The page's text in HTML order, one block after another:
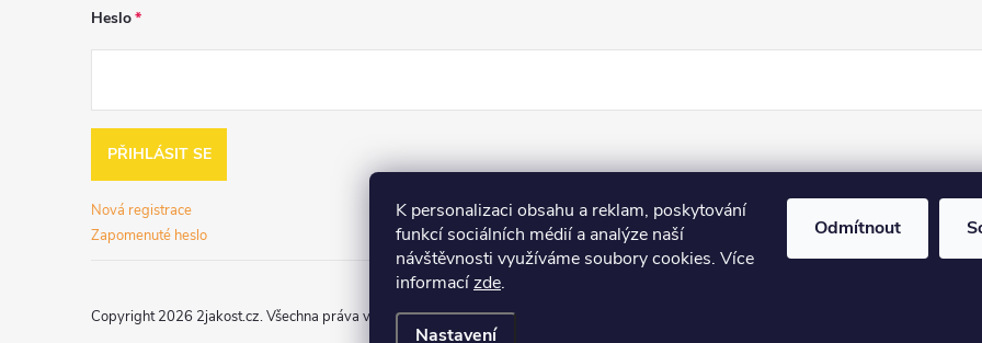
K personalizaci obsahu a reklam, poskytování
funkcí sociálních médií a analýze naší
návštěvnosti využíváme soubory cookies. Více
informacízde.
Nastavení
Odmítnout
Heslo
PŘIHLÁSIT SE
Nová registrace
Zapomenuté heslo
Copyright 2026 2jakost.cz. Všechna práva vyhrazena.Upravit nastavení cookies